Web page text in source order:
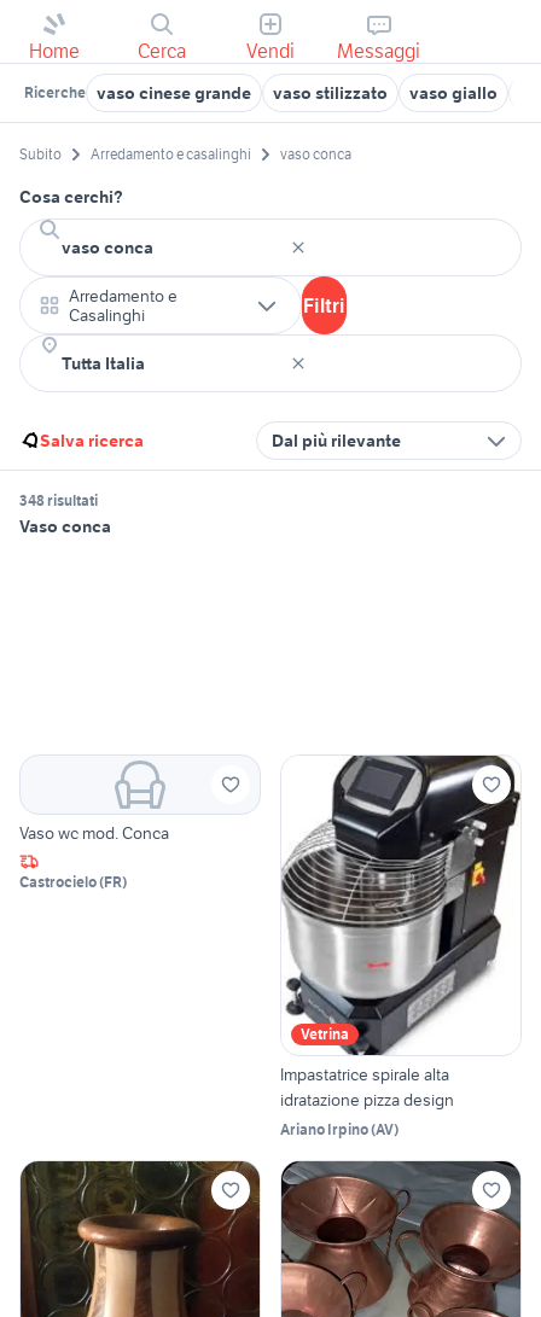
Home Cerca Vendi Messaggi
Ricerche vaso cinese grande vaso stilizzato vaso giallo
Subito Arredamento e casalinghi vaso conca
Cosa cerchi?
Arredamento e
Casalinghi
Filtri
Salva ricerca Dal più rilevante
348 risultati
Vaso conca
Vaso wc mod. Conca
Castrocielo(FR)
Vetrina
Impastatrice spirale alta
idratazione pizza design
Ariano Irpino(AV)